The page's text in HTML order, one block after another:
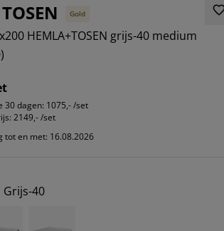
Gold
HEMLA+TOSEN grijs-40 medium
)
30 dagen: 1075,- /set
2149,- /set
tot en met: 16.08.2026
Grijs-40